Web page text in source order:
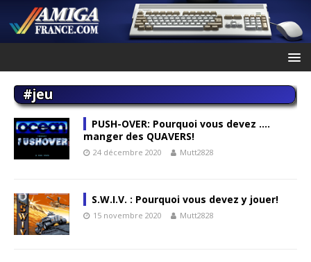
#jeu
PUSH-OVER: Pourquoi vous devez ….
manger des QUAVERS!
24 décembre 2020 Mutt2828
S.W.I.V. : Pourquoi vous devez y jouer!
15 novembre 2020 Mutt2828